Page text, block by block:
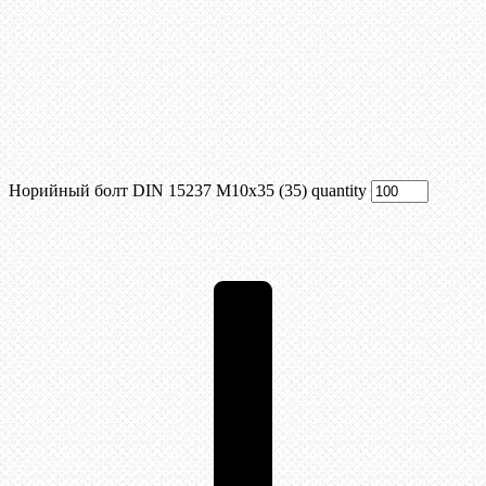
Норийный болт DIN 15237 М10х35 (35) quantity